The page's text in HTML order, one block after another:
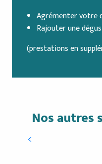
Agrémenter votre
Rajouter une
(prestations en
Nos autres